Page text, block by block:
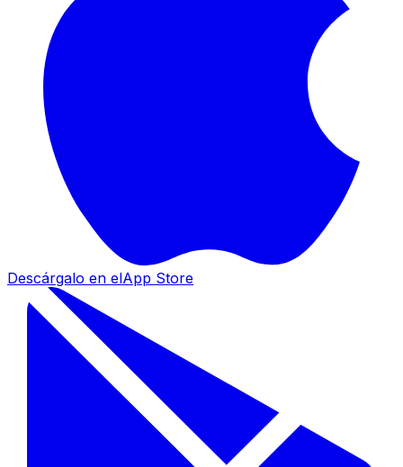
Descárgalo en elApp Store